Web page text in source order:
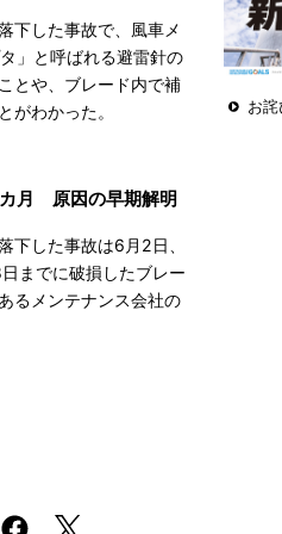
下した事故で、風車メ
」と呼ばれる避雷針の
とや、ブレード内で補
がわかった。
下した事故は6月2日、
までに破損したブレー
るメンテナンス会社の
月 原因の早期解明
お